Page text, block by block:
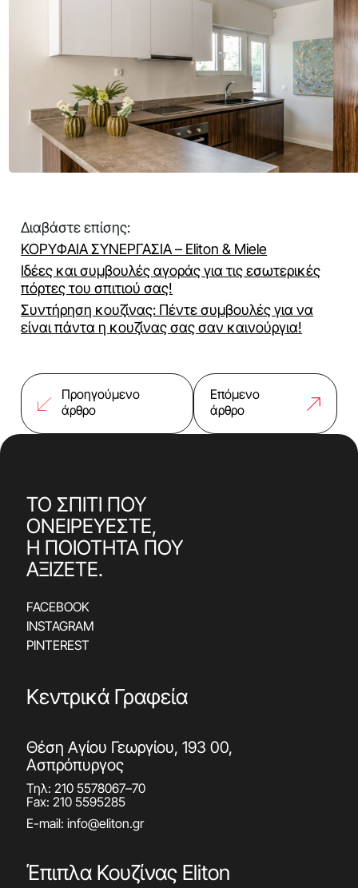
Διαβάστε επίσης:
ΚΟΡΥΦΑΙΑ ΣΥΝΕΡΓΑΣΙΑ – Eliton & Miele
Ιδέες και συμβουλές αγοράς για τις εσωτερικές
πόρτες του σπιτιού σας!
Συντήρηση κουζίνας: Πέντε συμβουλές για να
είναι πάντα η κουζίνας σας σαν καινούργια!
Προηγούμενο
άρθρο
Επόμενο
άρθρο
ΤΟ ΣΠΙΤΙ ΠΟΥ
ΟΝΕΙΡΕΥΕΣΤΕ,
Η ΠΟΙΟΤΗΤΑ ΠΟΥ
ΑΞΙΖΕΤΕ.
FACEBOOK
INSTAGRAM
PINTEREST
Κεντρικά Γραφεία
Θέση Αγίου Γεωργίου, 193 00,
Ασπρόπυργος
Τηλ: 210 5578067–70
Fax: 210 5595285
E-mail: info@eliton.gr
Έπιπλα Κουζίνας Eliton